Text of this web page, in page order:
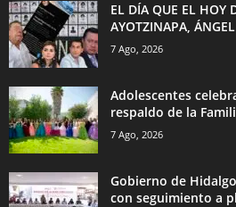
EL DÍA QUE EL HOY
AYOTZINAPA,
7 Ago, 2026
Adolescentes
respaldo de la
7 Ago, 2026
Gobierno de
con seguimiento a